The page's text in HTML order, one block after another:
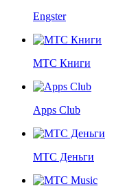
Engster
МТС Книги
Apps Club
МТС Деньги